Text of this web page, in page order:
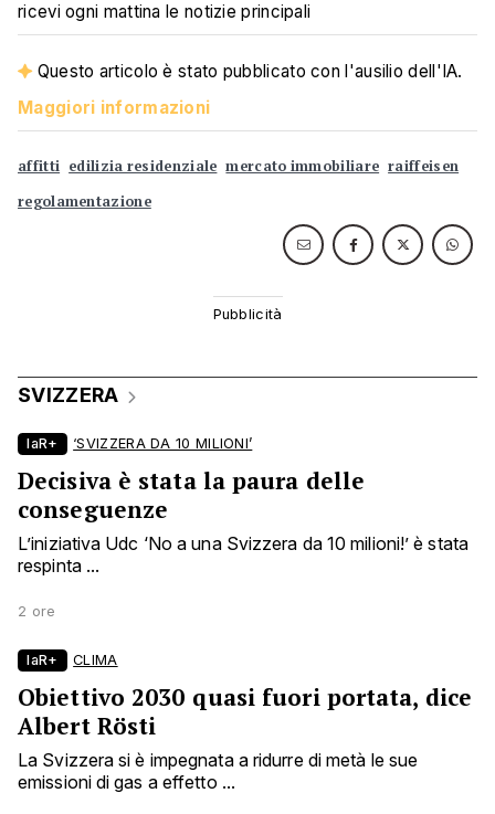
ricevi ogni mattina le notizie principali
Questo articolo è stato pubblicato con l'ausilio dell'IA.
Maggiori informazioni
affitti edilizia residenziale mercato immobiliare raiffeisen
regolamentazione
SVIZZERA
laR+ ‘SVIZZERA DA 10 MILIONI’
Decisiva è stata la paura delle
conseguenze
L’iniziativa Udc ‘No a una Svizzera da 10 milioni!’ è stata
respinta ...
2 ore
laR+ CLIMA
Obiettivo 2030 quasi fuori portata, dice
Albert Rösti
La Svizzera si è impegnata a ridurre di metà le sue
emissioni di gas a effetto ...